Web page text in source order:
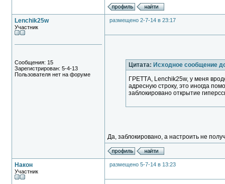
Lenchik25w
Участник
Сообщения: 15
Зарегистрирован: 5-4-13
Пользователя нет на форуме
размещено 2-7-14 в 23:17
Цитата: Исходное сообщение
ГРЕТТА, Lenchik25w, у меня
адресную строку, это иногда
заблокировано открытие
Да, заблокировано, а настроить не
Након
Участник
размещено 5-7-14 в 13:23